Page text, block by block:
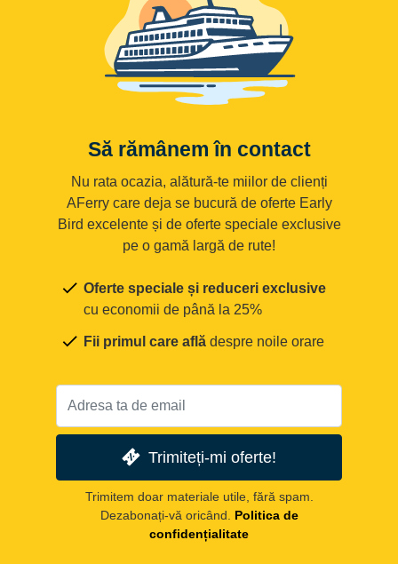
Să rămânem în contact
Nu rata ocazia, alătură-te miilor de clienți
AFerry care deja se bucură de oferte Early
Bird excelente și de oferte speciale exclusive
pe o gamă largă de rute!
Oferte speciale și reduceri exclusive
cu economii de până la 25%
Fii primul care află despre noile orare
Trimiteți-mi oferte!
Trimitem doar materiale utile, fără spam.
Dezabonați-vă oricând.
Politica de
confidențialitate